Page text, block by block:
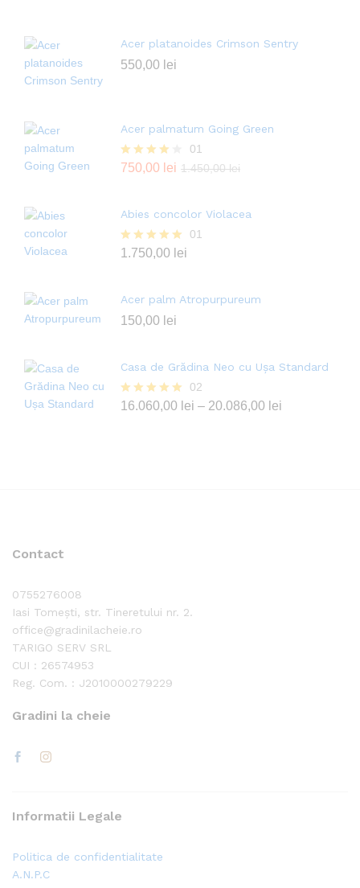
Acer platanoides Crimson Sentry
550,00 lei
Acer palmatum Going Green
Evaluat la
01
750,00 lei 1.450,00lei
Abies concolor Violacea
Evaluat la
01
1.750,00 lei
Acer palm Atropurpureum
150,00 lei
Casa de Grădina Neo cu Ușa Standard
Evaluat la
02
16.060,00 lei – 20.086,00 lei
Contact
0755276008
Iasi Tomești, str. Tineretului nr. 2.
office@gradinilacheie.ro
TARIGO SERV SRL
CUI : 26574953
Reg. Com. : J2010000279229
Gradini la cheie
Informatii Legale
Politica de confidentialitate
A.N.P.C